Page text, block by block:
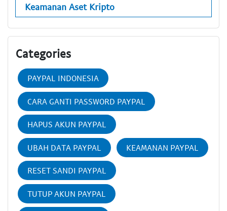
Keamanan Aset Kripto
Categories
PAYPAL INDONESIA
CARA GANTI PASSWORD PAYPAL
HAPUS AKUN PAYPAL
UBAH DATA PAYPAL KEAMANAN PAYPAL
RESET SANDI PAYPAL
TUTUP AKUN PAYPAL